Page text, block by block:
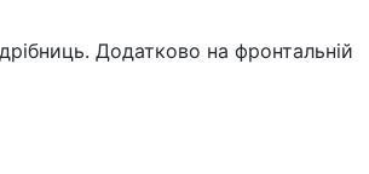
Додатково на фронтальній